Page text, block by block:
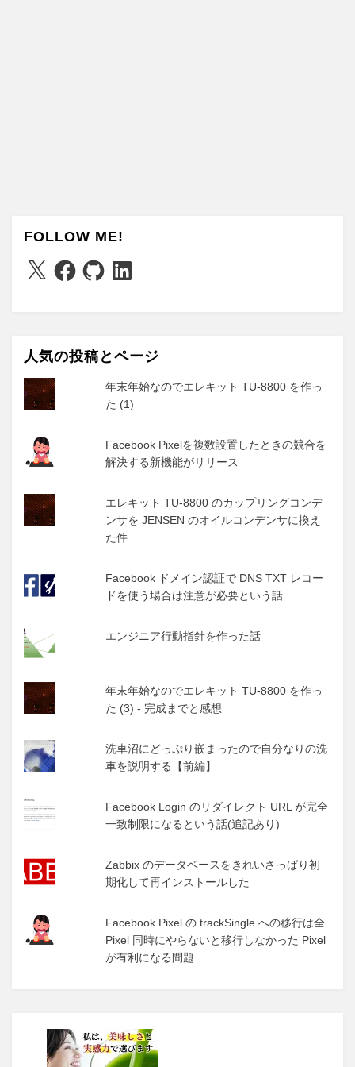
FOLLOW ME!
X Facebook
GitHubLinkedIn
人気の投稿とページ
年末年始なのでエレキット TU-8800 を作っ
た (1)
Facebook Pixelを複数設置したときの競合を
解決する新機能がリリース
エレキット TU-8800 のカップリングコンデ
ンサを JENSEN のオイルコンデンサに換え
た件
Facebook ドメイン認証で DNS TXT レコー
ドを使う場合は注意が必要という話
エンジニア行動指針を作った話
年末年始なのでエレキット TU-8800 を作っ
た (3) - 完成までと感想
洗車沼にどっぷり嵌まったので自分なりの洗
車を説明する【前編】
Facebook Login のリダイレクト URL が完全
一致制限になるという話(追記あり)
Zabbix のデータベースをきれいさっぱり初
期化して再インストールした
Facebook Pixel の trackSingle への移行は全
Pixel 同時にやらないと移行しなかった Pixel
が有利になる問題